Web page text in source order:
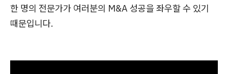
한 명의 전문가가 여러분의 M&A 성공을 좌우할 수 있기
때문입니다.